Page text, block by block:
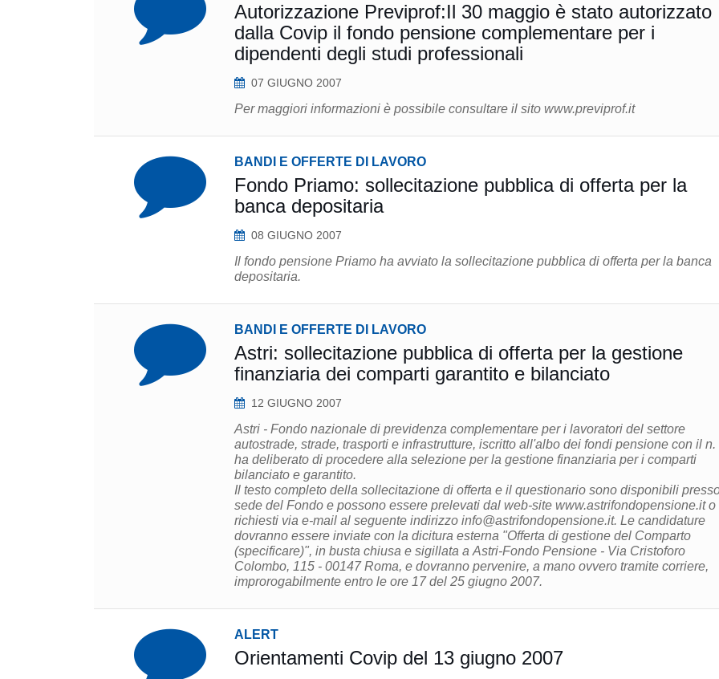
Autorizzazione Previprof:Il 30 maggio è stato autorizzato
dalla Covip il fondo pensione complementare per i
dipendenti degli studi professionali
07 GIUGNO 2007
Per maggiori informazioni è possibile consultare il sito www.previprof.it
BANDI E OFFERTE DI LAVORO
Fondo Priamo: sollecitazione pubblica di offerta per la
banca depositaria
08 GIUGNO 2007
Il fondo pensione Priamo ha avviato la sollecitazione pubblica di offerta per la banca
depositaria.
BANDI E OFFERTE DI LAVORO
Astri: sollecitazione pubblica di offerta per la gestione
finanziaria dei comparti garantito e bilanciato
12 GIUGNO 2007
Astri - Fondo nazionale di previdenza complementare per i lavoratori del settore
autostrade, strade, trasporti e infrastrutture, iscritto all'albo dei fondi pensione con il n.
ha deliberato di procedere alla selezione per la gestione finanziaria per i comparti
bilanciato e garantito.
Il testo completo della sollecitazione di offerta e il questionario sono disponibili
sede del Fondo e possono essere prelevati dal web-site www.astrifondopensione.it o
richiesti via e-mail al seguente indirizzo info@astrifondopensione.it. Le candidature
dovranno essere inviate con la dicitura esterna "Offerta di gestione del Comparto
(specificare)", in busta chiusa e sigillata a Astri-Fondo Pensione - Via Cristoforo
Colombo, 115 - 00147 Roma, e dovranno pervenire, a mano ovvero tramite corriere,
improrogabilmente entro le ore 17 del 25 giugno 2007.
ALERT
Orientamenti Covip del 13 giugno 2007